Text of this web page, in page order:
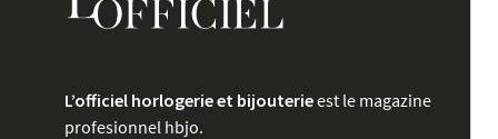
L’officiel horlogerie et bijouterieest le magazine
profesionnel hbjo.